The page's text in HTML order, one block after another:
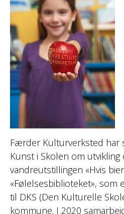
Færder Kulturverksted har
Kunst i Skolen om utvikling
vandreutstillingen «Hvis
«Følelsesbiblioteket», som
til DKS (Den Kulturelle
kommune. I 2020